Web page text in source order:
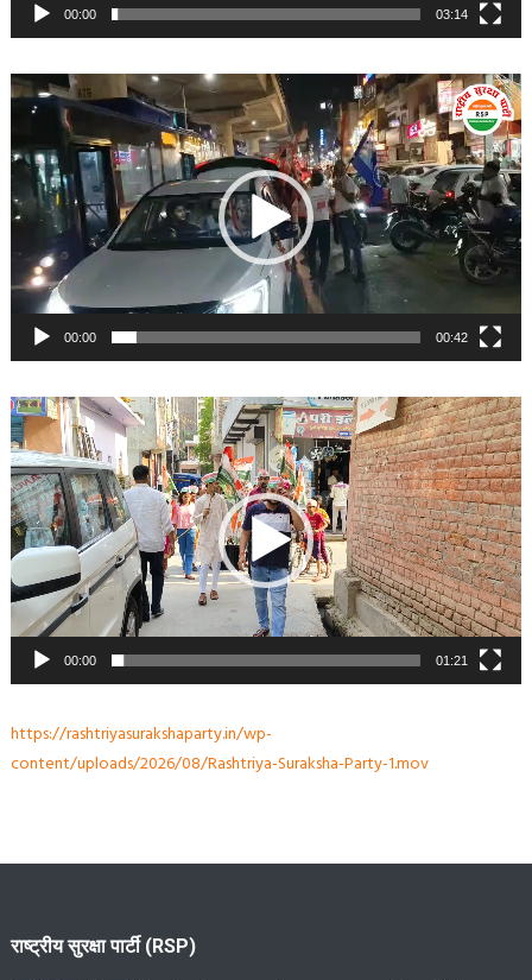
00:00 03:14
Video
Player
00:00 00:42
Video
Player
00:00 01:21
https://rashtriyasurakshaparty.in/wp-
content/uploads/2026/08/Rashtriya-Suraksha-Party-1.mov
राष्ट्रीय सुरक्षा पार्टी (RSP)